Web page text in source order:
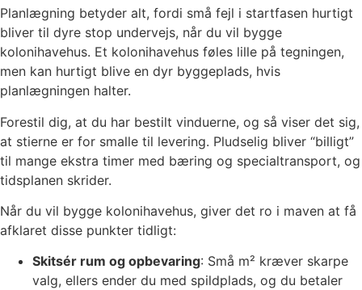
Planlægning betyder alt, fordi små fejl i startfasen hurtigt
bliver til dyre stop undervejs, når du vil bygge
kolonihavehus. Et kolonihavehus føles lille på tegningen,
men kan hurtigt blive en dyr byggeplads, hvis
planlægningen halter.
Forestil dig, at du har bestilt vinduerne, og så viser det sig,
at stierne er for smalle til levering. Pludselig bliver “billigt”
til mange ekstra timer med bæring og specialtransport, og
tidsplanen skrider.
Når du vil bygge kolonihavehus, giver det ro i maven at få
afklaret disse punkter tidligt:
Skitsér rum og opbevaring: Små m² kræver skarpe
valg, ellers ender du med spildplads, og du betaler